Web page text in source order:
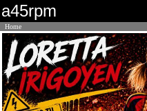
a45rpm
Home